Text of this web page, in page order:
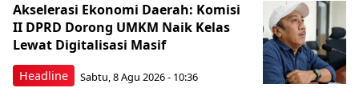
Headline
Akselerasi Ekonomi Daerah: Komisi
II DPRD Dorong UMKM Naik Kelas
Lewat Digitalisasi Masif
Sabtu, 8 Agu 2026 - 10:36